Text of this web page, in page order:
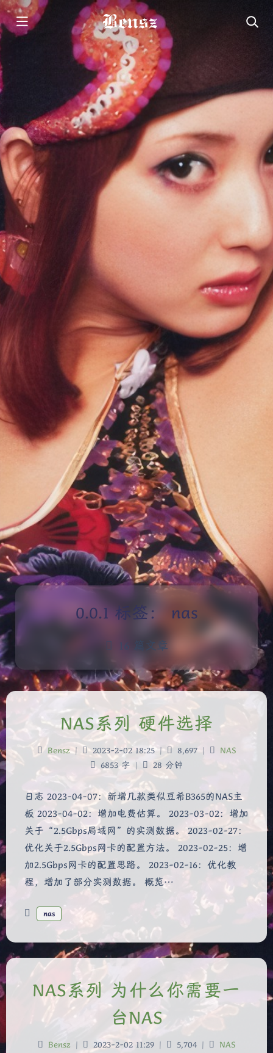
标签： nas
16 篇文章
NAS系列 硬件选择
Bensz | 2023-2-02 18:25 | 8,697 |
NAS
6853 字 | 28 分钟
日志 2023-04-07：新增几款类似豆希B365的NAS主
板 2023-04-02：增加电费估算。 2023-03-02：增加
关于“2.5Gbps局域网”的实测数据。 2023-02-27：
优化关于2.5Gbps网卡的配置方法。 2023-02-25：增
加2.5Gbps网卡的配置思路。 2023-02-16：优化教
程，增加了部分实测数据。 概览…
nas
NAS系列 为什么你需要一
台NAS
Bensz | 2023-2-02 11:29 | 5,704 |
NAS